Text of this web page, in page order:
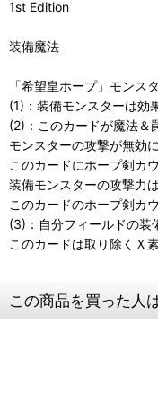
1st Edition
装備魔法
「希望皇ホープ」モンス
(1)：装備モンスターは効
(2)：このカードが魔法＆
モンスターの攻撃が無効
このカードにホープ剣カ
装備モンスターの攻撃力は
このカードのホープ剣カ
(3)：自分フィールドの装
このカードは取り除くＸ
この商品を買った人